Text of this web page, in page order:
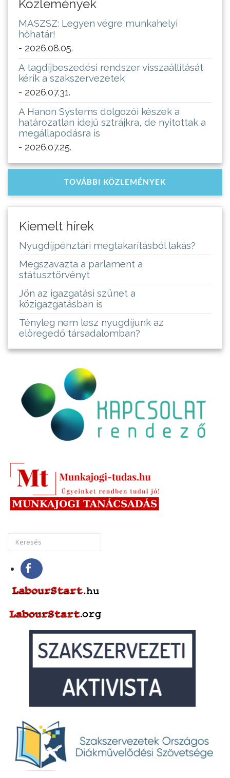
Közlemények
MASZSZ: Legyen végre munkahelyi
hőhatár!
- 2026.08.05.
A tagdíjbeszedési rendszer visszaállítását
kérik a szakszervezetek
- 2026.07.31.
A Hanon Systems dolgozói készek a
határozatlan idejű sztrájkra, de nyitottak a
megállapodásra is
- 2026.07.25.
TOVÁBBI KÖZLEMÉNYEK
Kiemelt hírek
Nyugdíjpénztári megtakarításból lakás?
Megszavazta a parlament a
státusztörvényt
Jön az igazgatási szünet a
közigazgatásban is
Tényleg nem lesz nyugdíjunk az
elöregedő társadalomban?